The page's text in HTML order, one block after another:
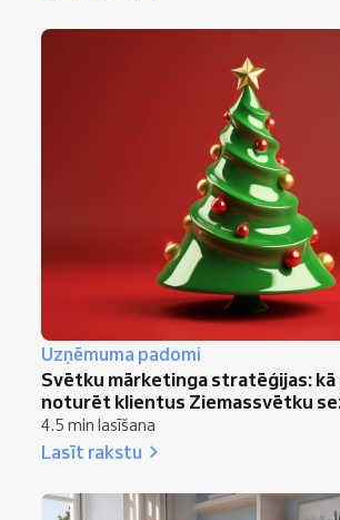
Uzņēmuma padomi
Svētku mārketinga stratēģijas:
noturēt klientus Ziemassvētku
4.5 min lasīšana
Lasīt rakstu